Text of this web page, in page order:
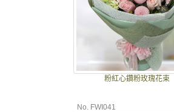
粉紅心鑽粉玫瑰花束
No. FWI041